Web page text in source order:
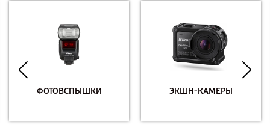
ФОТОВСПЫШКИ ЭКШН-КАМЕРЫ